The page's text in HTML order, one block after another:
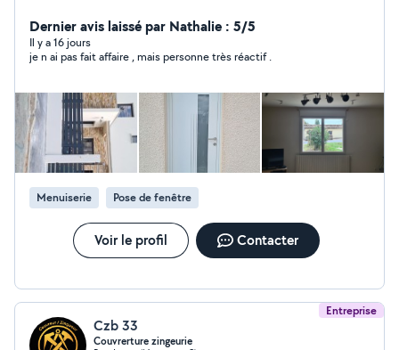
Pvc/Aluminium ( Porte fenêtre, Porte d'entrée, fenêtre
coulissant etc) -Pose de moustiquaires. - Pose de Portail
Pose de volet roulant manuel, solaire électrique. - Pose
de portail, remplacement de moteur de volet roulant
etc.. - Depannage
Dernier avis laissé par Nathalie : 5/5
Il y a 16 jours
je n ai pas fait affaire , mais personne très réactif .
Menuiserie Pose de fenêtre
Voir le profil Contacter
Entreprise
Czb 33
Couvrerture zingeurie